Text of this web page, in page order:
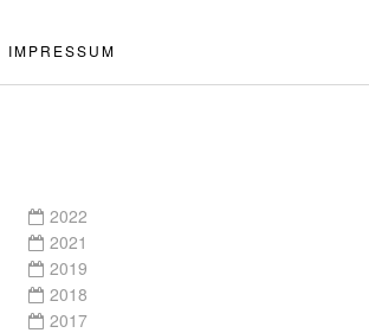
IMPRESSUM
2022
2021
2019
2018
2017